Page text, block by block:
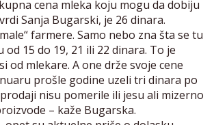
cena mleka koju mogu da dobiju
Sanja Bugarski, je 26 dinara.
farmere. Samo nebo zna šta se tu
od 15 do 19, 21 ili 22 dinara. To je
od mlekare. A one drže svoje cene
prošle godine uzeli tri dinara po
nisu pomerile ili jesu ali mizerno
– kaže Bugarska.